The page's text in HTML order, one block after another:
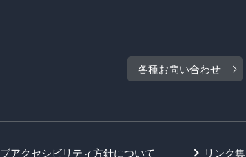
各種お問い合わせ
アクセシビリティ方針について リンク集